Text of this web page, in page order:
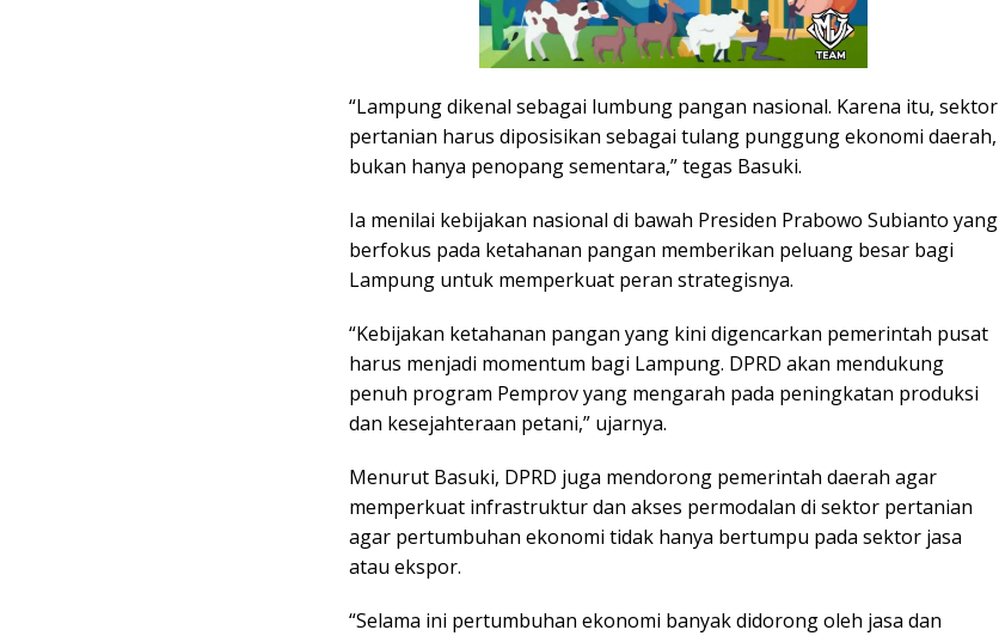
“Lampung dikenal sebagai lumbung pangan nasional. Karena itu, sektor
pertanian harus diposisikan sebagai tulang punggung ekonomi daerah,
bukan hanya penopang sementara,” tegas Basuki.
Ia menilai kebijakan nasional di bawah Presiden Prabowo Subianto yang
berfokus pada ketahanan pangan memberikan peluang besar bagi
Lampung untuk memperkuat peran strategisnya.
“Kebijakan ketahanan pangan yang kini digencarkan pemerintah pusat
harus menjadi momentum bagi Lampung. DPRD akan mendukung
penuh program Pemprov yang mengarah pada peningkatan produksi
dan kesejahteraan petani,” ujarnya.
Menurut Basuki, DPRD juga mendorong pemerintah daerah agar
memperkuat infrastruktur dan akses permodalan di sektor pertanian
agar pertumbuhan ekonomi tidak hanya bertumpu pada sektor jasa
atau ekspor.
“Selama ini pertumbuhan ekonomi banyak didorong oleh jasa dan